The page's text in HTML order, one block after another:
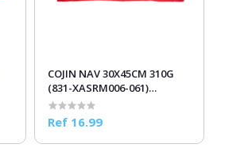
COJIN NAV 30X45CM 310G
(831-XASRM006-061)
ROJO/BLANCO/VERDE
Ref 16.99